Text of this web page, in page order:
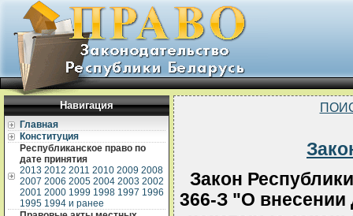
Навигация
Главная
Конституция
Республиканское право по
дате принятия
2013 2012 2011 2010 2009 2008
2007 2006 2005 2004 2003 2002
2001 2000 1999 1998 1997 1996
1995 1994 и ранее
Закон
366-З "О внесении